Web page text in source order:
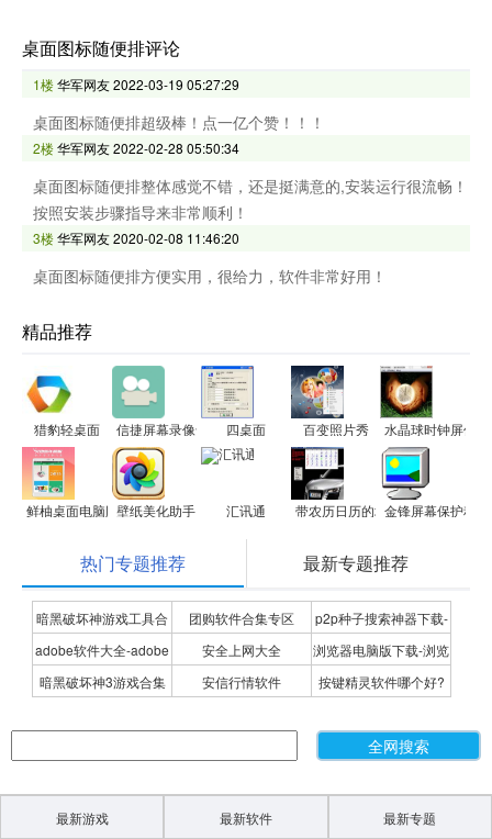
桌面图标随便排评论
1楼华军网友2022-03-19 05:27:29
桌面图标随便排超级棒！点一亿个赞！！！
2楼华军网友2022-02-28 05:50:34
桌面图标随便排整体感觉不错，还是挺满意的,安装运行很流畅！
按照安装步骤指导来非常顺利！
3楼华军网友2020-02-08 11:46:20
桌面图标随便排方便实用，很给力，软件非常好用！
精品推荐
猎豹轻桌面 信捷屏幕录像专家 四桌面 百变照片秀 水晶球时钟屏保
鲜柚桌面电脑版壁纸美化助手 汇讯通 带农历日历的墙纸生成器
金锋屏幕保护程序
热门专题推荐 最新专题推荐
暗黑破坏神游戏工具合
集
团购软件合集专区
p2p种子搜索神器下载-
P2P种子搜索神器专题
adobe软件大全-adobe
全系列软件下载-adobe
安全上网大全
浏览器电脑版下载-浏览
器下载合集
暗黑破坏神3游戏合集 安信行情软件
按键精灵软件哪个好?
最新游戏 最新软件 最新专题